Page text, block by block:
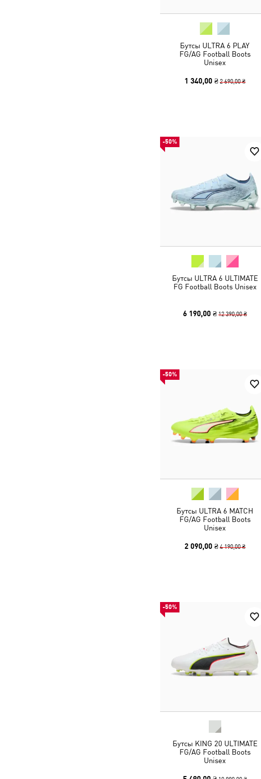
Бутсы ULTRA 6 PLAY
FG/AG Football Boots
Unisex
1 340,00 ₴ 2 690,00 ₴
-50%
Бутсы ULTRA 6 ULTIMATE
FG Football Boots Unisex
6 190,00 ₴ 12 390,00 ₴
-50%
Бутсы ULTRA 6 MATCH
FG/AG Football Boots
Unisex
2 090,00 ₴ 4 190,00 ₴
-50%
Бутсы KING 20 ULTIMATE
FG/AG Football Boots
Unisex